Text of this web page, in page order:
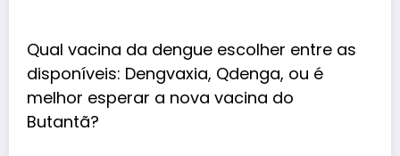
Qual vacina da dengue escolher entre as
disponíveis: Dengvaxia, Qdenga, ou é
melhor esperar a nova vacina do
Butantã?